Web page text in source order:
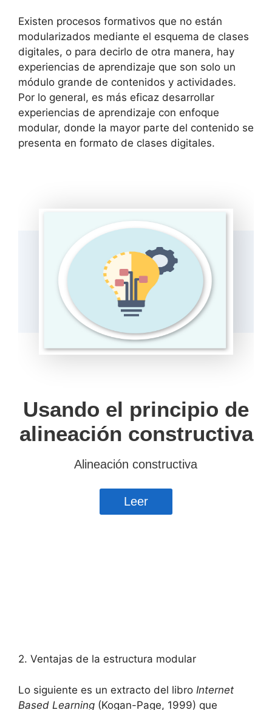
Existen procesos formativos que no están
modularizados mediante el esquema de clases
digitales, o para decirlo de otra manera, hay
experiencias de aprendizaje que son solo un
módulo grande de contenidos y actividades.
Por lo general, es más eficaz desarrollar
experiencias de aprendizaje con enfoque
modular, donde la mayor parte del contenido se
presenta en formato de clases digitales.
2. Ventajas de la estructura modular
Lo siguiente es un extracto del libro Internet
Based Learning (Kogan-Page, 1999) que